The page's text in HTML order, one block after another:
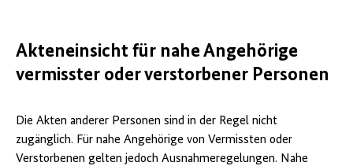
Akteneinsicht für nahe Angehörige
vermisster oder verstorbener Personen
Die Akten anderer Personen sind in der Regel nicht
zugänglich. Für nahe Angehörige von Vermissten oder
Verstorbenen gelten jedoch Ausnahmeregelungen. Nahe